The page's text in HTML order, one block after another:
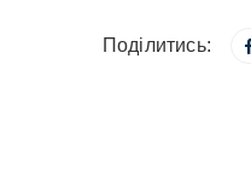
Поділитись: